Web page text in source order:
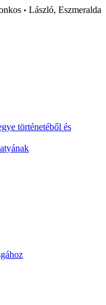
• László, Eszmeralda
történetéből és